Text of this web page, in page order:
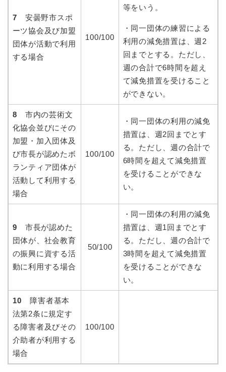
7 安曇野市スポ
ーツ協会及び加盟
団体が活動で利用
する場合
100/100
等をいう。
・同一団体の練習による
利用の減免措置は、週2
回までとする。ただし、
週の合計で6時間を超え
て減免措置を受けること
ができない。
8 市内の芸術文
化協会並びにその
加盟・加入団体及
び市長が認めたボ
ランティア団体が
活動して利用する
場合
100/100
・同一団体の利用の減免
措置は、週2回までとす
る。ただし、週の合計で
6時間を超えて減免措置
を受けることができな
い。
9 市長が認めた
団体が、社会教育
の振興に資する活
動に利用する場合
50/100
・同一団体の利用の減免
措置は、週1回までとす
る。ただし、週の合計で
3時間を超えて減免措置
を受けることができな
い。
10 障害者基本
法第2条に規定す
る障害者及びその
介助者が利用する
場合
100/100